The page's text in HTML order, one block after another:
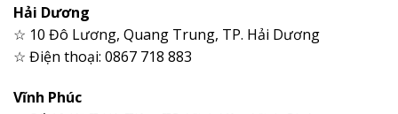
Hải Dương
☆ 10 Đô Lương, Quang Trung, TP. Hải Dương
☆ Điện thoại: 0867 718 883
Vĩnh Phúc